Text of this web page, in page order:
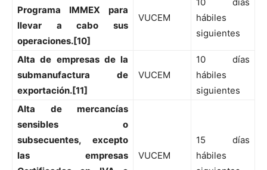
Programa IMMEX para
llevar a cabo sus
operaciones.[10]
VUCEM
hábiles
siguientes
Alta de empresas de la
submanufactura de
exportación.[11]
VUCEM
10 días
hábiles
siguientes
Alta de mercancías
sensibles o
subsecuentes, excepto
las empresas
VUCEM
15 días
hábiles